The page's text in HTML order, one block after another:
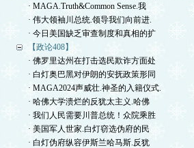
· MAGA.Truth&Common Sense.我
· 伟大领袖川总统.领导我们向前进.
· 今日美国缺乏审查制度和真相的扩
【政论408】
· 佛罗里达州在打击选民欺诈方面处
· 白灯奥巴黑对伊朗的安抚政策形同
· MAGA2024声威壮.神圣的入籍仪式.
· 哈佛大学溃烂的反犹太主义.哈佛
· 我们人民需要川普总统！众院乘胜
· 美国军人世家.白灯窃选伪府的民
· 白灯伪府纵容伊斯兰哈马斯.反犹